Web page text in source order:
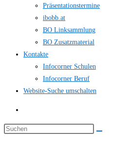
Präsentationstermine
ibobb.at
BO Linksammlung
BO Zusatzmaterial
Kontakte
Infocorner Schulen
Infocorner Beruf
Website-Suche umschalten